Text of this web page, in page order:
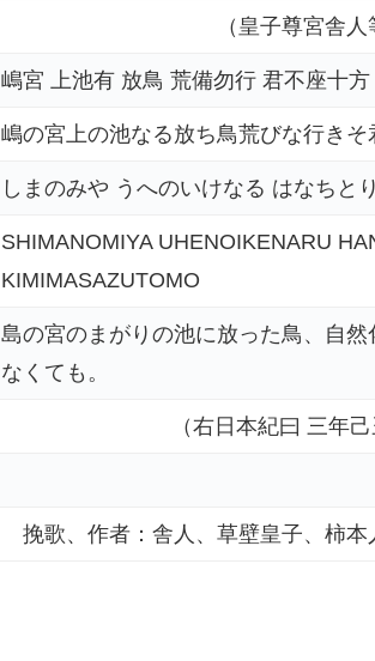
（皇子尊宮舎
嶋宮 上池有 放鳥 荒備勿行 君不座十方
嶋の宮上の池なる放ち鳥荒びな行きそ
しまのみや うへのいけなる はなちと
SHIMANOMIYA UHENOIKENARU
KIMIMASAZUTOMO
島の宮のまがりの池に放った鳥、自
なくても。
（右日本紀曰 三年
挽歌、作者：舎人、草壁皇子、柿